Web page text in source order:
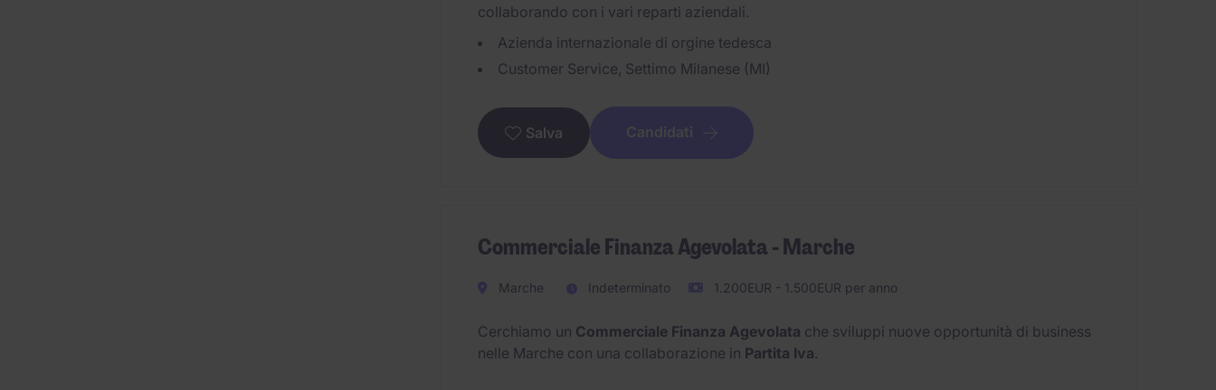
collaborando con i vari reparti aziendali.
Azienda internazionale di orgine tedesca
Customer Service, Settimo Milanese (MI)
Salva Candidati
Commerciale Finanza Agevolata - Marche
Marche Indeterminato 1.200EUR - 1.500EUR per anno
Cerchiamo un Commerciale Finanza Agevolata che sviluppi nuove opportunità di business
nelle Marche con una collaborazione in Partita Iva.